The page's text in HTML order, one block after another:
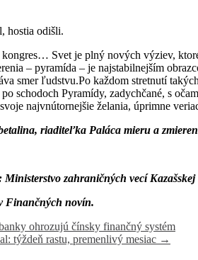
hostia odišli.
kongres… Svet je plný nových výziev,
– pyramída – je najstabilnejším
smer ľudstvu.Po každom stretnutí
schodoch Pyramídy, zadychčané, s
najvnútornejšie želania, úprimne
riaditeľka Paláca mieru a
zahraničných vecí Kazašskej
Finančných novín.
ohrozujú čínsky finančný systém
týždeň rastu, premenlivý mesiac →